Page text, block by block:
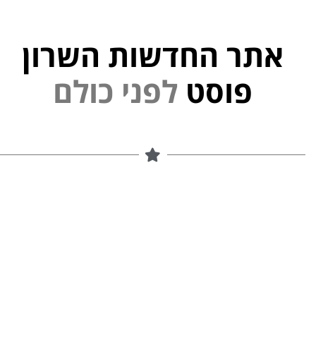
אתר החדשות השרון
פוסט